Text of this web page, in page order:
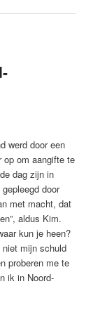
werd door een
op om aangifte te
dag zijn in
door
met macht, dat
aldus Kim.
kun je heen?
mijn schuld
proberen me te
ik in Noord-